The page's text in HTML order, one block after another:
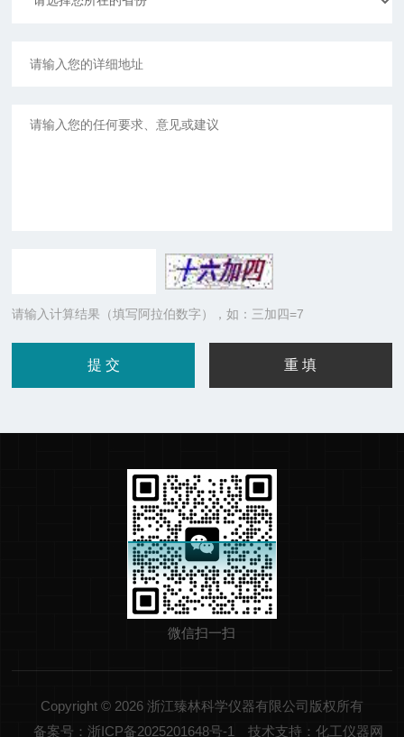
请输入计算结果（填写阿拉伯数字），如：三加四=7
微信扫一扫
Copyright © 2026 浙江臻林科学仪器有限公司版权所有
备案号：浙ICP备2025201648号-1
技术支持：化工仪器网